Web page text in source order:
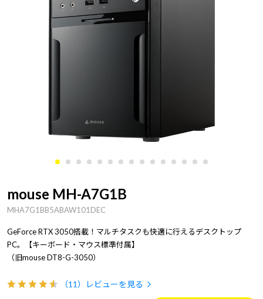
mouse MH-A7G1B
MHA7G1BB5ABAW101DEC
GeForce RTX 3050搭載！マルチタスクも快適に行えるデスクトップ
PC。【キーボード・マウス標準付属】
（旧mouse DT8-G-3050）
（11） レビューを見る